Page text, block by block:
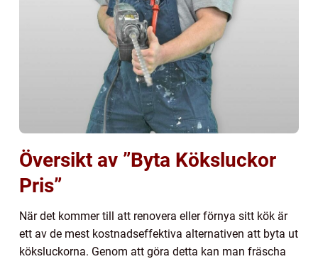
Översikt av ”Byta Köksluckor
Pris”
När det kommer till att renovera eller förnya sitt kök är
ett av de mest kostnadseffektiva alternativen att byta ut
köksluckorna. Genom att göra detta kan man fräscha